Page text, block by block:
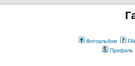
Фотоальбом
Профиль